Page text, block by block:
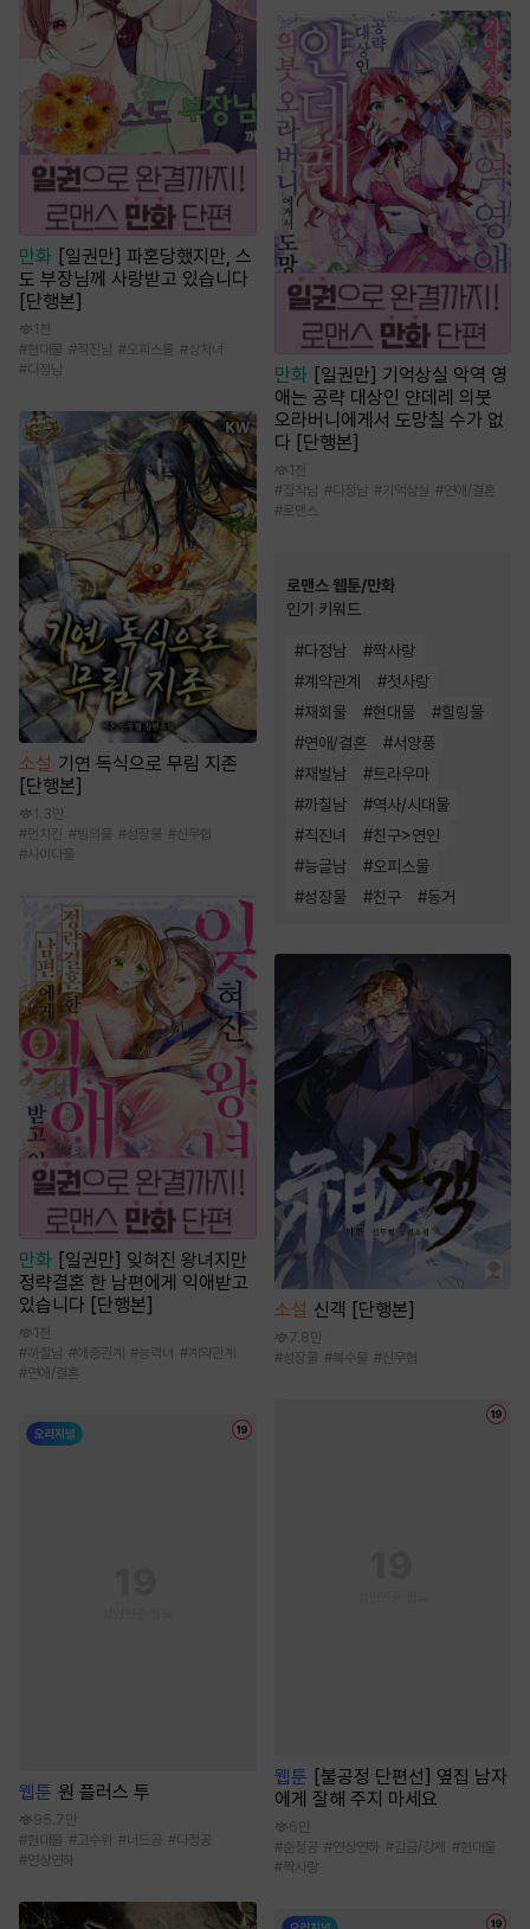
만화 [일권만] 파혼당했지만, 스
도 부장님께 사랑받고 있습니다
[단행본]
1천
#현대물 #직진남 #오피스물 #상처녀
#다정남
소설 기연 독식으로 무림 지존
[단행본]
1.3만
#먼치킨 #빙의물 #성장물 #신무협
#사이다물
만화
[일권만] 잊혀진 왕녀지만
정략결혼 한 남편에게 익애받고
있습니다 [단행본]
1천
#까칠남 #애증관계 #능력녀 # 계약관계
#연애/결혼
웹툰 원 플러스 투
95.7만
#현대물 #고수위 #너드공 #다정공
#연상연하
만화 [일권만] 기억상실 악역 영
애는 공략 대상인 얀데레 의붓
오라버니에게서 도망칠 수가 없
다 [단행본]
1천
#집착남 #다정남 #기억상실 #연애/결혼
#로맨스
로맨스 웹툰/만화
인기 키워드
#다정남 #짝사랑
#계약관계 #첫사랑
#재회물 #현대물 #힐링물
#연애/결혼 #서양풍
#재벌남 #트라우마
#까칠남 #역사/시대물
#직진녀 #친구>연인
#능글남 #오피스물
#성장물 #친구 #동거
소설 신객 [단행본]
7.8만
#성장물 #복수물 #신무협
웹툰 [불공정 단편선] 옆집 남자
에게 잘해 주지 마세요
6만
#순정공 #연상연하 #감금/강제 #현대물
#짝사랑